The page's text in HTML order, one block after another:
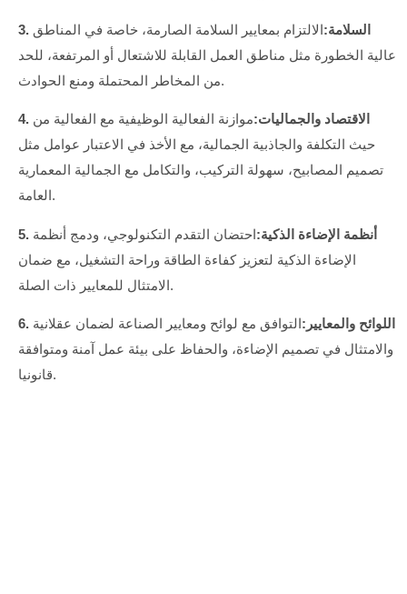
3. السلامة:الالتزام بمعايير السلامة الصارمة، خاصة في المناطق
عالية الخطورة مثل مناطق العمل القابلة للاشتعال أو المرتفعة، للحد
من المخاطر المحتملة ومنع الحوادث.
4. الاقتصاد والجماليات:موازنة الفعالية الوظيفية مع الفعالية من
حيث التكلفة والجاذبية الجمالية، مع الأخذ في الاعتبار عوامل مثل
تصميم المصابيح، سهولة التركيب، والتكامل مع الجمالية المعمارية
العامة.
5. أنظمة الإضاءة الذكية:احتضان التقدم التكنولوجي، ودمج أنظمة
الإضاءة الذكية لتعزيز كفاءة الطاقة وراحة التشغيل، مع ضمان
الامتثال للمعايير ذات الصلة.
6. اللوائح والمعايير:التوافق مع لوائح ومعايير الصناعة لضمان عقلانية
والامتثال في تصميم الإضاءة، والحفاظ على بيئة عمل آمنة ومتوافقة
قانونيا.